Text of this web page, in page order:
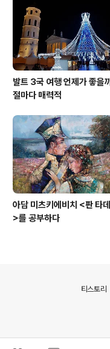
발트 3국 여행 언제가 좋을
절마다 매력적
아담 미츠키에비치 <판 타
>를 공부하다
티스토리